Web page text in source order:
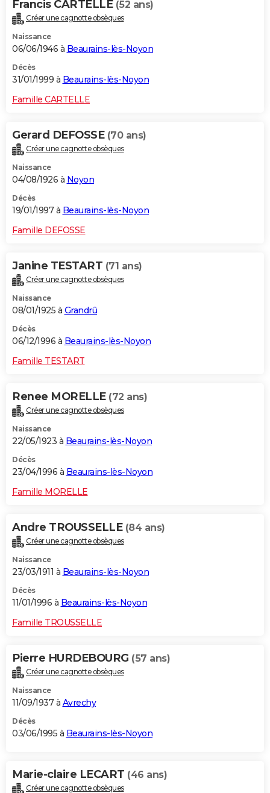
Francis CARTELLE (52 ans)
Créer une cagnotte obsèques
Naissance
06/06/1946 à Beaurains-lès-Noyon
Décès
31/01/1999 à Beaurains-lès-Noyon
Famille CARTELLE
Gerard DEFOSSE (70 ans)
Créer une cagnotte obsèques
Naissance
04/08/1926 à Noyon
Décès
19/01/1997 à Beaurains-lès-Noyon
Famille DEFOSSE
Janine TESTART (71 ans)
Créer une cagnotte obsèques
Naissance
08/01/1925 à Grandrû
Décès
06/12/1996 à Beaurains-lès-Noyon
Famille TESTART
Renee MORELLE (72 ans)
Créer une cagnotte obsèques
Naissance
22/05/1923 à Beaurains-lès-Noyon
Décès
23/04/1996 à Beaurains-lès-Noyon
Famille MORELLE
Andre TROUSSELLE (84 ans)
Créer une cagnotte obsèques
Naissance
23/03/1911 à Beaurains-lès-Noyon
Décès
11/01/1996 à Beaurains-lès-Noyon
Famille TROUSSELLE
Pierre HURDEBOURG (57 ans)
Créer une cagnotte obsèques
Naissance
11/09/1937 à Avrechy
Décès
03/06/1995 à Beaurains-lès-Noyon
Marie-claire LECART (46 ans)
Créer une cagnotte obsèques